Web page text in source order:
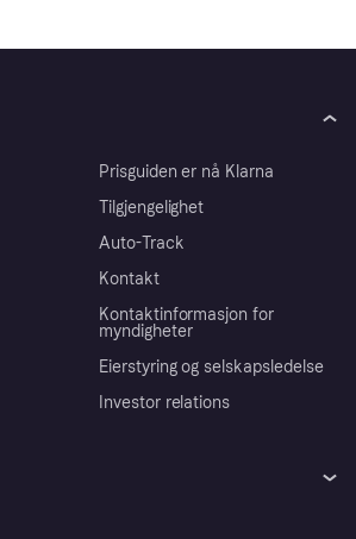
Prisguiden er nå Klarna
Tilgjengelighet
Auto-Track
Kontakt
Kontaktinformasjon for
myndigheter
Eierstyring og selskapsledelse
Investor relations